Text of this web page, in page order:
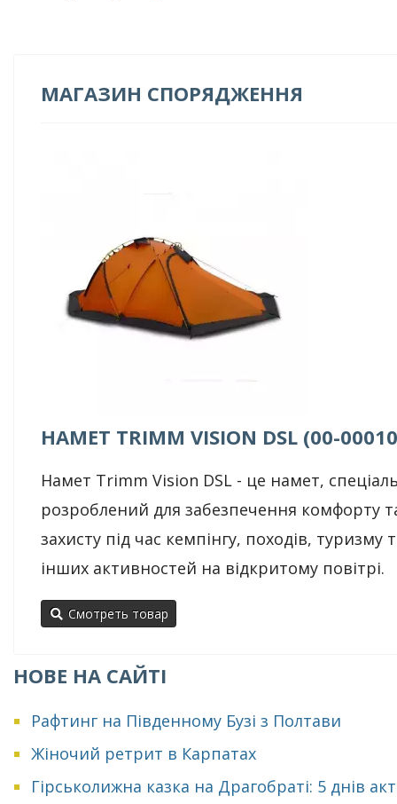
МАГАЗИН СПОРЯДЖЕННЯ
НАМЕТ TRIMM VISION DSL (00-
Намет Trimm Vision DSL - це намет,
розроблений для забезпечення комфорту
захисту під час кемпінгу, походів, туризму
інших активностей на відкритому повітрі.
Смотреть товар
НОВЕ НА САЙТІ
Рафтинг на Південному Бузі з Полтави
Жіночий ретрит в Карпатах
Гірськолижна казка на Драгобраті: 5 днів